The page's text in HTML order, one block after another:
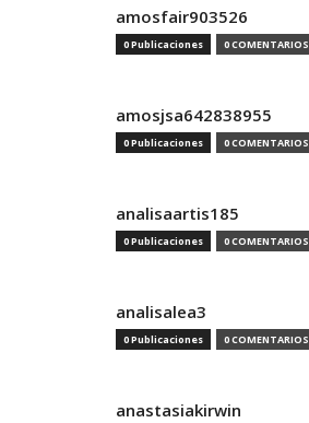
amosfair903526
0 Publicaciones 0 COMENTARIOS
amosjsa642838955
0 Publicaciones 0 COMENTARIOS
analisaartis185
0 Publicaciones 0 COMENTARIOS
analisalea3
0 Publicaciones 0 COMENTARIOS
anastasiakirwin